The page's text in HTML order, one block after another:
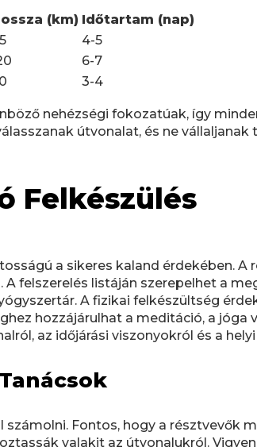
(km) Időtartam (nap)
4-5
6-7
3-4
nehézségi fokozatúak, így
útvonalat, és ne vállaljanak
Felkészülés
a sikeres kaland érdekében.
felszerelés listáján szerepelhet a
A fizikai felkészültség
hozzájárulhat a meditáció, a
az időjárási viszonyokról és a
Fontos, hogy a résztvevők
valakit az útvonalukról.